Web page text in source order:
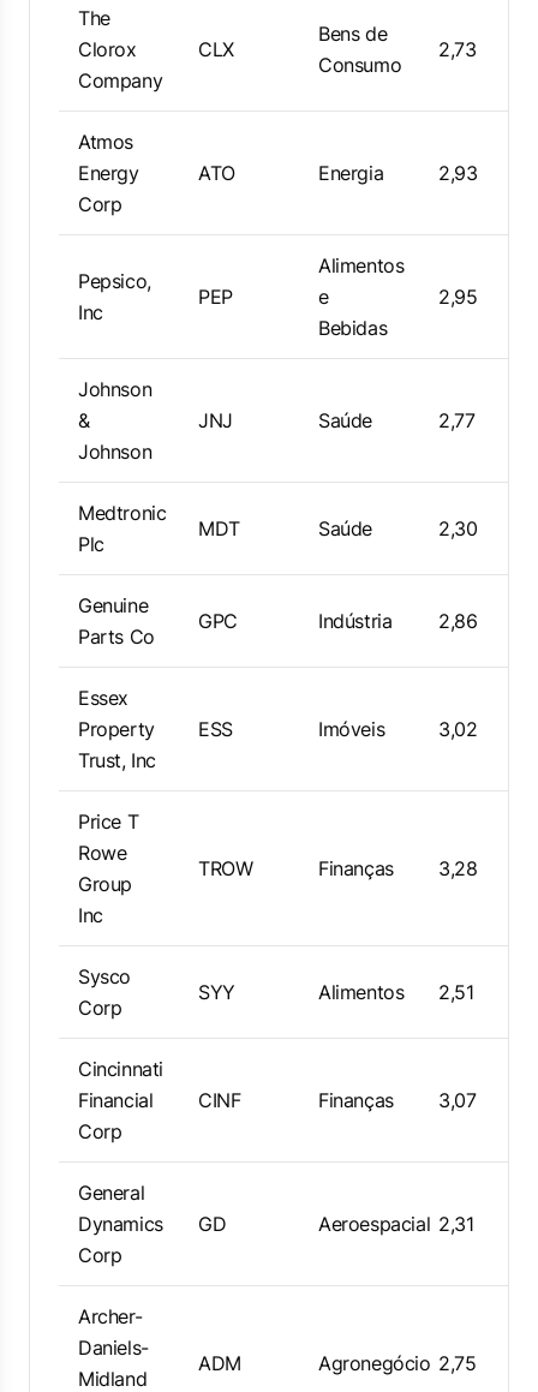
The
Clorox
Company
CLX
Bens de
Consumo
2,73
Atmos
Energy
Corp
ATO Energia 2,93
Pepsico,
Inc
PEP
Alimentos
e
Bebidas
2,95
Johnson
&
Johnson
JNJ Saúde 2,77
Medtronic
Plc
MDT Saúde 2,30
Genuine
Parts Co
GPC Indústria 2,86
Essex
Property
Trust, Inc
ESS Imóveis 3,02
Price T
Rowe
Group
Inc
TROW Finanças 3,28
Sysco
Corp
SYY Alimentos 2,51
Cincinnati
Financial
Corp
CINF Finanças 3,07
General
Dynamics
Corp
GD Aeroespacial 2,31
Archer-
Daniels-
Midland
ADM Agronegócio 2,75